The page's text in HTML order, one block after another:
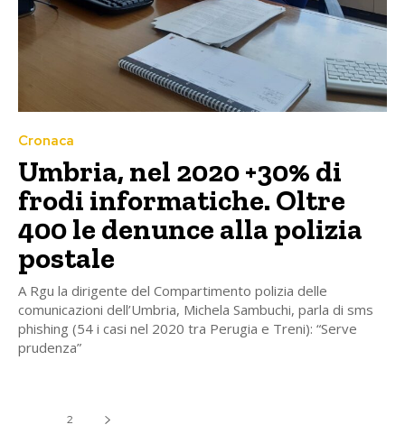
Cronaca
Umbria, nel 2020 +30% di
frodi informatiche. Oltre
400 le denunce alla polizia
postale
A Rgu la dirigente del Compartimento polizia delle
comunicazioni dell’Umbria, Michela Sambuchi, parla di sms
phishing (54 i casi nel 2020 tra Perugia e Treni): “Serve
prudenza”
2